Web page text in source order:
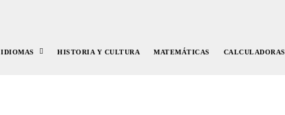
IDIOMAS HISTORIA Y CULTURA MATEMÁTICAS CALCULADORAS